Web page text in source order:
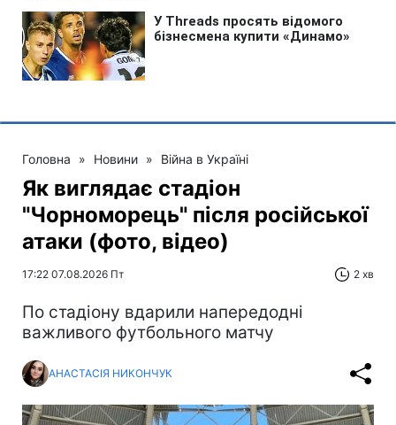
Головна » Новини » Війна в Україні
Як виглядає стадіон
"Чорноморець" після російської
атаки (фото, відео)
17:22 07.08.2026 Пт 2 хв
По стадіону вдарили напередодні
важливого футбольного матчу
АНАСТАСІЯ НИКОНЧУК